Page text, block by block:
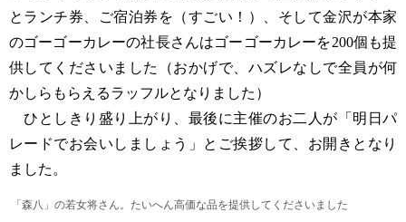
とランチ券、ご宿泊券を（すごい！）、そして金沢が本家
のゴーゴーカレーの社長さんはゴーゴーカレーを200個も提
供してくださいました（おかげで、ハズレなしで全員が何
かしらもらえるラッフルとなりました）
ひとしきり盛り上がり、最後に主催のお二人が「明日パ
レードでお会いしましょう」とご挨拶して、お開きとなり
ました。
「森八」の若女将さん。たいへん高価な品を提供してくださいました